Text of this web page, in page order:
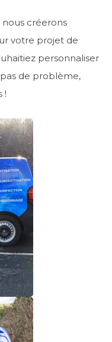
nous créerons
votre projet de
personnaliser
de problème,
!